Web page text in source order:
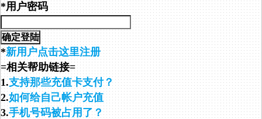
*用户密码
*新用户点击这里注册
=相关帮助链接=
1.支持那些充值卡支付？
2.如何给自己帐户充值
3.手机号码被占用了？